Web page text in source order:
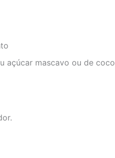
açúcar mascavo ou de coco